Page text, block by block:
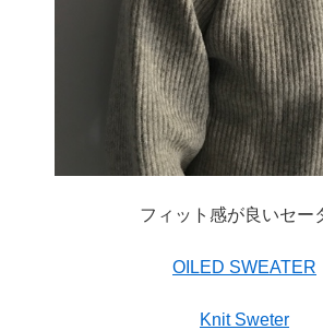
フィット感が良いセー
OILED SWEATER
Knit Sweter